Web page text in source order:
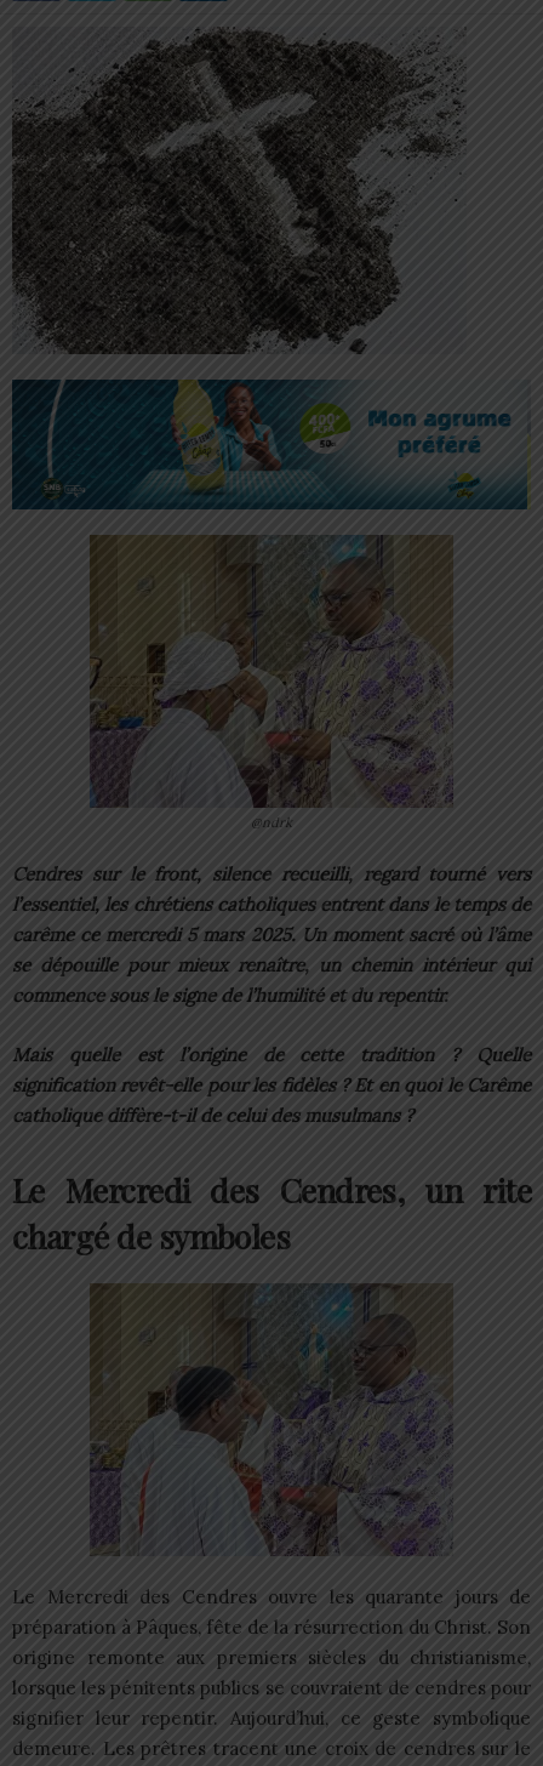
@ndrk
Cendres sur le front, silence recueilli, regard tourné vers
l’essentiel, les chrétiens catholiques entrent dans le temps de
carême ce mercredi 5 mars 2025. Un moment sacré où l’âme
se dépouille pour mieux renaître, un chemin intérieur qui
commence sous le signe de l’humilité et du repentir.
Mais quelle est l’origine de cette tradition ? Quelle
signification revêt-elle pour les fidèles ? Et en quoi le Carême
catholique diffère-t-il de celui des musulmans ?
Le Mercredi des Cendres, un rite
chargé de symboles
Le Mercredi des Cendres ouvre les quarante jours de
préparation à Pâques, fête de la résurrection du Christ. Son
origine remonte aux premiers siècles du christianisme,
lorsque les pénitents publics se couvraient de cendres pour
signifier leur repentir. Aujourd’hui, ce geste symbolique
demeure. Les prêtres tracent une croix de cendres sur le